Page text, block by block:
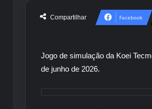
Compartilhar Facebook
Jogo de simulação da Koei
de junho de 2026.